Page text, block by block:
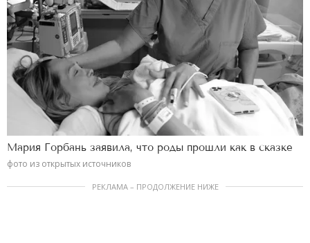
Мария Горбань заявила, что роды прошли как в сказке
фото из открытых источников
РЕКЛАМА – ПРОДОЛЖЕНИЕ НИЖЕ